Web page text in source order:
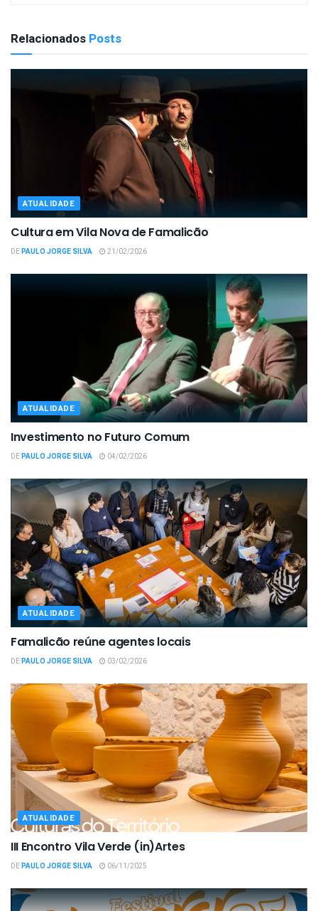
Relacionados Posts
ATUALIDADE
Cultura em Vila Nova de Famalicão
DEPAULO JORGE SILVA 21/02/2026
ATUALIDADE
Investimento no Futuro Comum
DEPAULO JORGE SILVA 04/02/2026
ATUALIDADE
Famalicão reúne agentes locais
DEPAULO JORGE SILVA 03/02/2026
ATUALIDADE
III Encontro Vila Verde (in)Artes
DEPAULO JORGE SILVA 06/11/2025